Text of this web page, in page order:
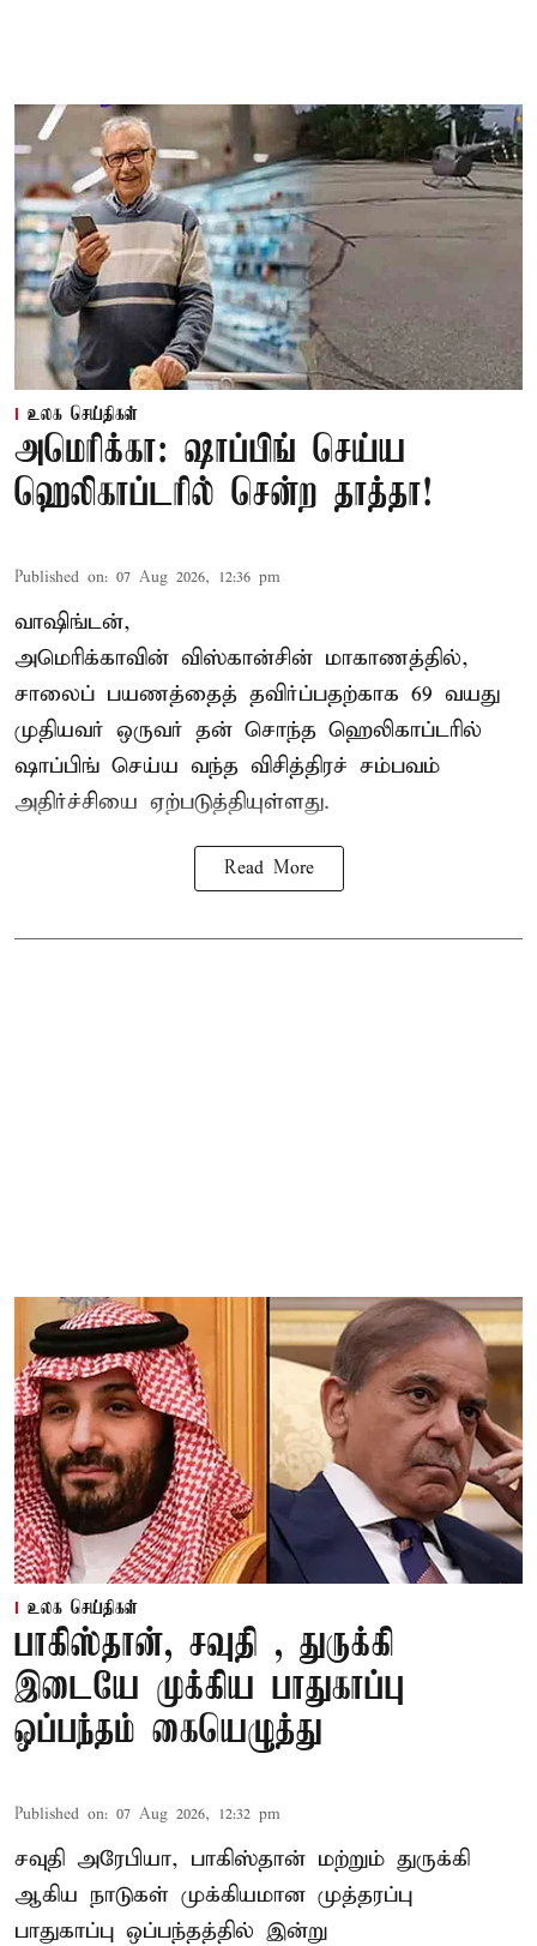
உலக செய்திகள்
அமெரிக்கா: ஷாப்பிங் செய்ய
ஹெலிகாப்டரில் சென்ற தாத்தா!
Published on: 07 Aug 2026, 12:36 pm
வாஷிங்டன்,
அமெரிக்காவின் விஸ்கான்சின் மாகாணத்தில்,
சாலைப் பயணத்தைத் தவிர்ப்பதற்காக 69 வயது
முதியவர் ஒருவர் தன் சொந்த ஹெலிகாப்டரில்
ஷாப்பிங் செய்ய வந்த விசித்திரச் சம்பவம்
அதிர்ச்சியை ஏற்படுத்தியுள்ளது.
Read More
உலக செய்திகள்
பாகிஸ்தான், சவுதி , துருக்கி
இடையே முக்கிய பாதுகாப்பு
ஒப்பந்தம் கையெழுத்து
Published on: 07 Aug 2026, 12:32 pm
சவுதி அரேபியா, பாகிஸ்தான் மற்றும் துருக்கி
ஆகிய நாடுகள் முக்கியமான முத்தரப்பு
பாதுகாப்பு ஒப்பந்தத்தில் இன்று